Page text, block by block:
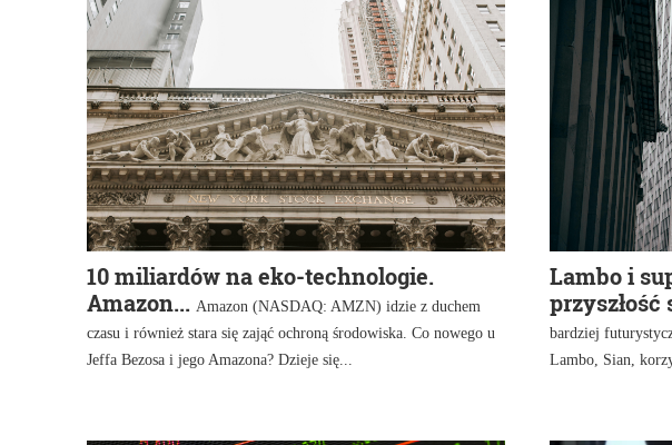
10 miliardów na eko-technologie.
Amazon... Amazon (NASDAQ: AMZN) idzie z duchem
czasu i również stara się zająć ochroną środowiska. Co nowego u
Jeffa Bezosa i jego Amazona? Dzieje się...
Lambo i
przyszłość
bardziej
Lambo, Sian,